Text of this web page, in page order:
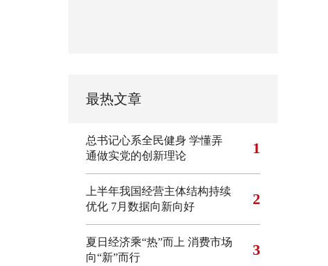
最热文章
总书记心系全民健身 学懂弄
通做实党的创新理论
1
上半年我国经营主体结构持续
优化 7月数据向新向好 2
夏日经济乘“热”而上 消费市场
向“新”而行
3